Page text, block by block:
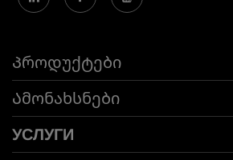
Პროდუქტები
Ამონახსნები
УСЛУГИ